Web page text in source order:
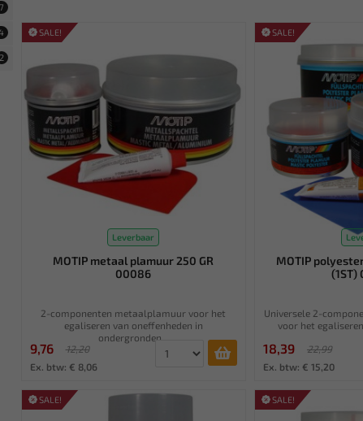
2
SALE!
Leverbaar
MOTIP metaal plamuur 250 GR
00086
2-componenten metaalplamuur voor het
egaliseren van oneffenheden in
ondergronden...
9,76
12,20
Ex. btw: € 8,06
SALE!
MOTIP
(1ST)
Universele 2-
voor het
18,39
22,99
Ex. btw: € 15,20
SALE! SALE!